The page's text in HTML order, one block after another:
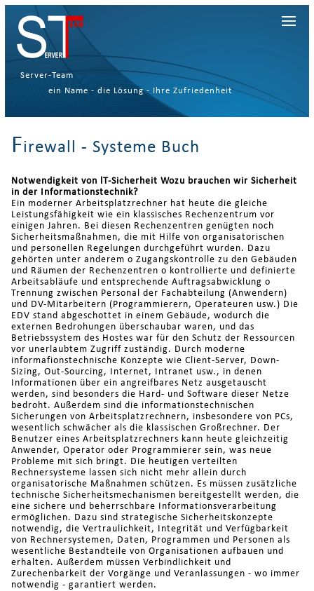
Server-Team
ein Name - die Lösung - Ihre Zufriedenheit
Firewall - Systeme Buch
Notwendigkeit von lT-Sicherheit Wozu brauchen wir Sicherheit
in der Informationstechnik?
Ein moderner Arbeitsplatzrechner hat heute die gleiche
Leistungsfähigkeit wie ein klassisches Rechenzentrum vor
einigen Jahren. Bei diesen Rechenzentren genügten noch
Sicherheitsmaßnahmen, die mit Hilfe von organisatorischen
und personellen Regelungen durchgeführt wurden. Dazu
gehörten unter anderem o Zugangskontrolle zu den Gebäuden
und Räumen der Rechenzentren o kontrollierte und definierte
Arbeitsabläufe und entsprechende Auftragsabwicklung o
Trennung zwischen Personal der Fachabteilung (Anwendern)
und DV-Mitarbeitern (Programmierern, Operateuren usw.) Die
EDV stand abgeschottet in einem Gebäude, wodurch die
externen Bedrohungen überschaubar waren, und das
Betriebssystem des Hostes war für den Schutz der Ressourcen
vor unerlaubtem Zugriff zuständig. Durch moderne
informafionstechnische Konzepte wie Client-Server, Down-
Sizing, Out-Sourcing, Internet, Intranet usw., in denen
Informationen über ein angreifbares Netz ausgetauscht
werden, sind besonders die Hard- und Software dieser Netze
bedroht. Außerdem sind die informationstechnischen
Sicherungen von Arbeitsplatzrechnern, insbesondere von PCs,
wesentlich schwächer als die klassischen Großrechner. Der
Benutzer eines Arbeitsplatzrechners kann heute gleichzeitig
Anwender, Operator oder Programmierer sein, was neue
Probleme mit sich bringt. Die heutigen verteilten
Rechnersysteme lassen sich nicht mehr allein durch
organisatorische Maßnahmen schützen. Es müssen zusätzliche
technische Sicherheitsmechanismen bereitgestellt werden, die
eine sichere und beherrschbare Informationsverarbeitung
ermöglichen. Dazu sind strategische Sicherheitskonzepte
notwendig, die Vertraulichkeit, Integrität und Verfügbarkeit
von Rechnersystemen, Daten, Programmen und Personen als
wesentliche Bestandteile von Organisationen aufbauen und
erhalten. Außerdem müssen Verbindlichkeit und
Zurechenbarkeit der Vorgänge und Veranlassungen - wo immer
notwendig - garantiert werden.